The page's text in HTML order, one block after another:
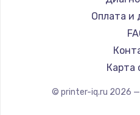
Установка /
1300
Оплата и
Карта
© printer-iq.ru 2026